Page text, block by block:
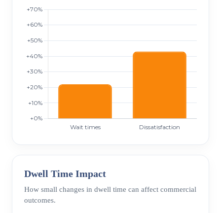
Dwell Time Impact
How small changes in dwell time can affect commercial
outcomes.